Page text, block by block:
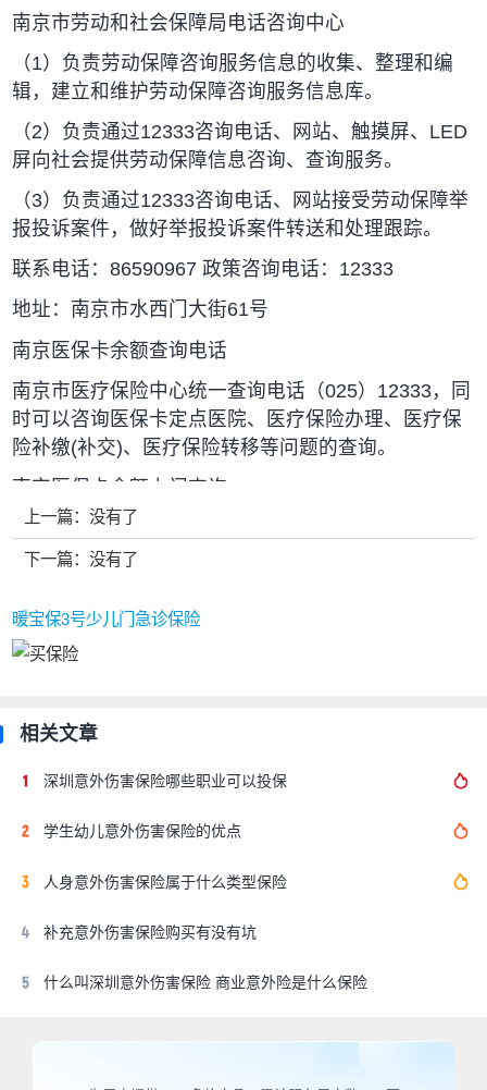
南京市劳动和社会保障局电话咨询中心
（1）负责劳动保障咨询服务信息的收集、整理和编
辑，建立和维护劳动保障咨询服务信息库。
（2）负责通过12333咨询电话、网站、触摸屏、LED
屏向社会提供劳动保障信息咨询、查询服务。
（3）负责通过12333咨询电话、网站接受劳动保障举
报投诉案件，做好举报投诉案件转送和处理跟踪。
联系电话：86590967 政策咨询电话：12333
地址：南京市水西门大街61号
南京医保卡余额查询电话
南京市医疗保险中心统一查询电话（025）12333，同
时可以咨询医保卡定点医院、医疗保险办理、医疗保
险补缴(补交)、医疗保险转移等问题的查询。
南京医保卡余额上门查询
南京市医疗保险结算中心
（一）负责职工基本医疗、工伤、生育保险、大病救
理、支付工作；（二）负责职工基本医疗、工伤、生
育保险、大病救助医疗保险、国家公务员医疗补助待
机构和定点零售药典签定服务协议，并对其执行协议
管理中心医疗保险处查询
南京市医疗保险结算中心
电话：025-86590700 86590776 86590798、
上一篇：没有了
下一篇：没有了
暖宝保3号少儿门急诊保险
相关文章
深圳意外伤害保险哪些职业可以投保
学生幼儿意外伤害保险的优点
人身意外伤害保险属于什么类型保险
补充意外伤害保险购买有没有坑
什么叫深圳意外伤害保险 商业意外险是什么保险